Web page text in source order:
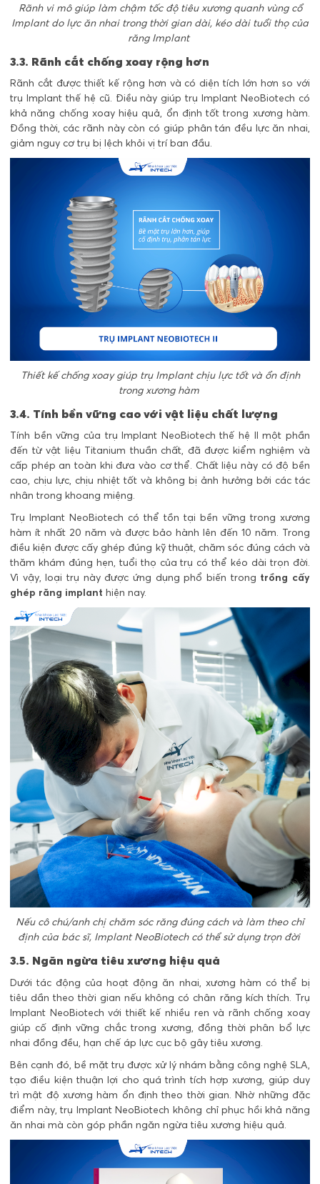
Rãnh vi mô giúp làm chậm tốc độ tiêu xương quanh vùng cổ
Implant do lực ăn nhai trong thời gian dài, kéo dài tuổi thọ của
răng Implant
3.3. Rãnh cắt chống xoay rộng hơn
Rãnh cắt được thiết kế rộng hơn và có diện tích lớn hơn so với
trụ Implant thế hệ cũ. Điều này giúp trụ Implant NeoBiotech có
khả năng chống xoay hiệu quả, ổn định tốt trong xương hàm.
Đồng thời, các rãnh này còn có giúp phân tán đều lực ăn nhai,
giảm nguy cơ trụ bị lệch khỏi vị trí ban đầu.
Thiết kế chống xoay giúp trụ Implant chịu lực tốt và ổn định
trong xương hàm
3.4. Tính bền vững cao với vật liệu chất lượng
Tính bền vững của trụ Implant NeoBiotech thế hệ II một phần
đến từ vật liệu Titanium thuần chất, đã được kiểm nghiệm và
cấp phép an toàn khi đưa vào cơ thể. Chất liệu này có độ bền
cao, chịu lực, chịu nhiệt tốt và không bị ảnh hưởng bởi các tác
nhân trong khoang miệng.
Trụ Implant NeoBiotech có thể tồn tại bền vững trong xương
hàm ít nhất 20 năm và được bảo hành lên đến 10 năm. Trong
điều kiện được cấy ghép đúng kỹ thuật, chăm sóc đúng cách và
thăm khám đúng hẹn, tuổi thọ của trụ có thể kéo dài trọn đời.
Vì vậy, loại trụ này được ứng dụng phổ biến trong trồng cấy
ghép răng implant hiện nay.
Nếu cô chú/anh chị chăm sóc răng đúng cách và làm theo chỉ
định của bác sĩ, Implant NeoBiotech có thể sử dụng trọn đời
3.5. Ngăn ngừa tiêu xương hiệu quả
Dưới tác động của hoạt động ăn nhai, xương hàm có thể bị
tiêu dần theo thời gian nếu không có chân răng kích thích. Trụ
Implant NeoBiotech với thiết kế nhiều ren và rãnh chống xoay
giúp cố định vững chắc trong xương, đồng thời phân bổ lực
nhai đồng đều, hạn chế áp lực cục bộ gây tiêu xương.
Bên cạnh đó, bề mặt trụ được xử lý nhám bằng công nghệ SLA,
tạo điều kiện thuận lợi cho quá trình tích hợp xương, giúp duy
trì mật độ xương hàm ổn định theo thời gian. Nhờ những đặc
điểm này, trụ Implant NeoBiotech không chỉ phục hồi khả năng
ăn nhai mà còn góp phần ngăn ngừa tiêu xương hiệu quả.